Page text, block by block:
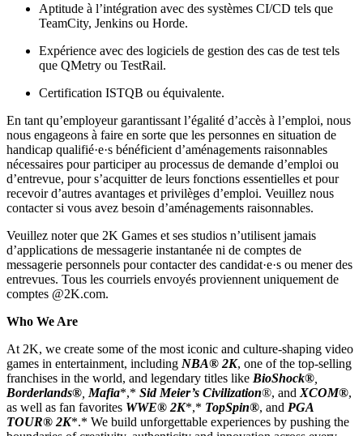
Aptitude à l’intégration avec des systèmes CI/CD tels que
TeamCity, Jenkins ou Horde.
Expérience avec des logiciels de gestion des cas de test tels
que QMetry ou TestRail.
Certification ISTQB ou équivalente.
En tant qu’employeur garantissant l’égalité d’accès à l’emploi, nous
nous engageons à faire en sorte que les personnes en situation de
handicap qualifié·e·s bénéficient d’aménagements raisonnables
nécessaires pour participer au processus de demande d’emploi ou
d’entrevue, pour s’acquitter de leurs fonctions essentielles et pour
recevoir d’autres avantages et privilèges d’emploi. Veuillez nous
contacter si vous avez besoin d’aménagements raisonnables.
Veuillez noter que 2K Games et ses studios n’utilisent jamais
d’applications de messagerie instantanée ni de comptes de
messagerie personnels pour contacter des candidat·e·s ou mener des
entrevues. Tous les courriels envoyés proviennent uniquement de
comptes @2K.com.
Who We Are
At 2K, we create some of the most iconic and culture-shaping video
games in entertainment, including NBA® 2K, one of the top-selling
franchises in the world, and legendary titles like BioShock®
Borderlands® Mafia*,* Sid Meier’s Civilization®, and XCOM®,
as well as fan favorites WWE® 2K*,* TopSpin®, and PGA
TOUR® 2K*.* We build unforgettable experiences by pushing the